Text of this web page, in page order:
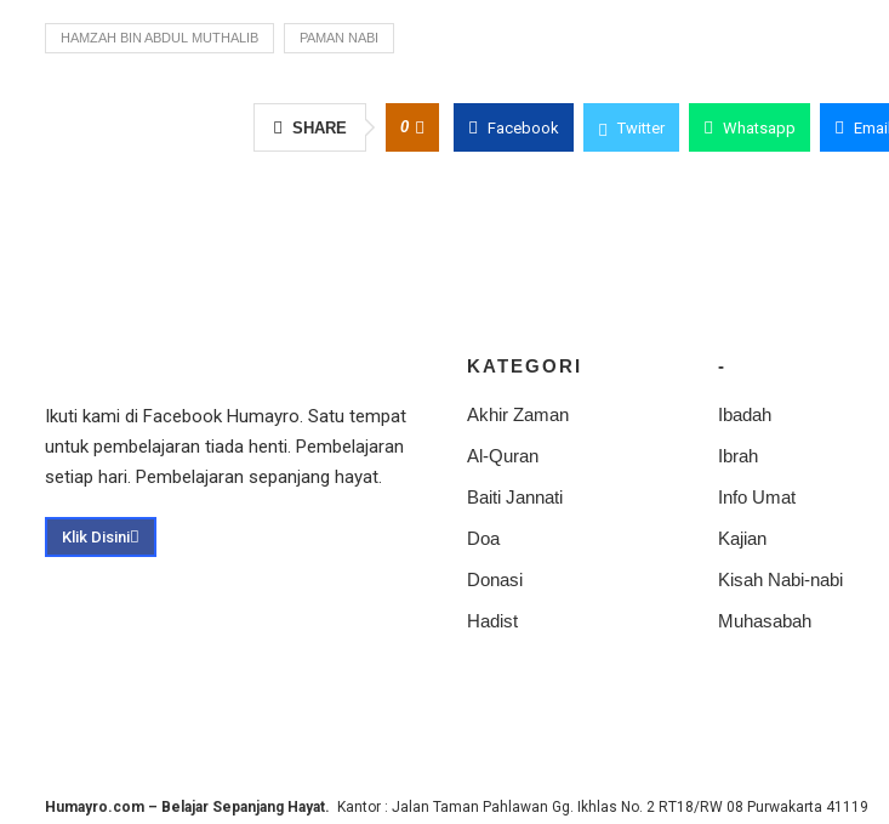
HAMZAH BIN ABDUL MUTHALIB PAMAN NABI
SHARE 0 Facebook Twitter Whatsapp Email
Ikuti kami di Facebook Humayro. Satu tempat
untuk pembelajaran tiada henti. Pembelajaran
setiap hari. Pembelajaran sepanjang hayat.
Klik Disini
KATEGORI
Akhir Zaman
Al-Quran
Baiti Jannati
Doa
Donasi
Hadist
-
Ibadah
Ibrah
Info Umat
Kajian
Kisah Nabi-nabi
Muhasabah
Humayro.com – Belajar Sepanjang Hayat. Kantor : Jalan Taman Pahlawan Gg. Ikhlas No. 2 RT18/RW 08 Purwakarta 41119